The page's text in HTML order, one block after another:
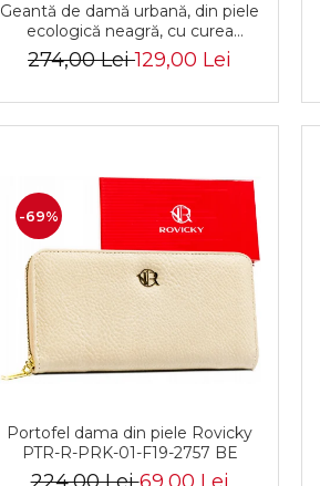
Geantă de damă urbană, din piele
ecologică neagră, cu curea
reglabilă - Peterson PTR-PTN
JK6-06-6642
274,00 Lei129,00 Lei
-69%
Portofel dama din piele Rovicky
PTR-R-PRK-01-F19-2757 BE
224,00 Lei69,00 Lei